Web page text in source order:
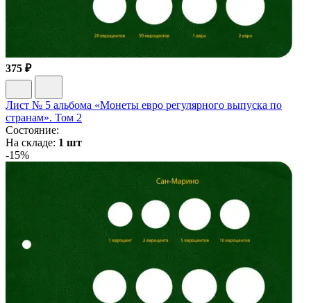
375 ₽
Лист № 5 альбома «Монеты евро регулярного выпуска по
странам». Том 2
Состояние:
На складе: 1 шт
-15%